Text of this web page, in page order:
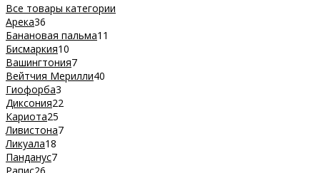
Все товары категории
Арека36
Банановая пальма11
Бисмаркия10
Вашингтония7
Вейтчия Мерилли40
Гиофорба3
Диксония22
Кариота25
Ливистона7
Ликуала18
Панданус7